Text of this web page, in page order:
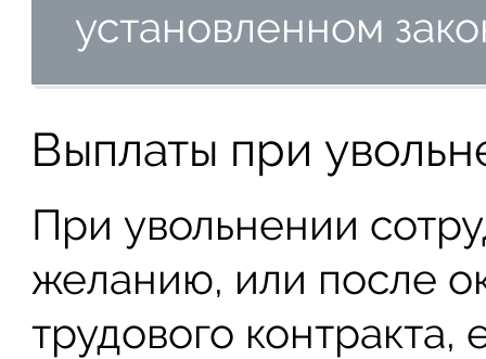
установленном
Выплаты при
При увольнении
желанию, или после
трудового